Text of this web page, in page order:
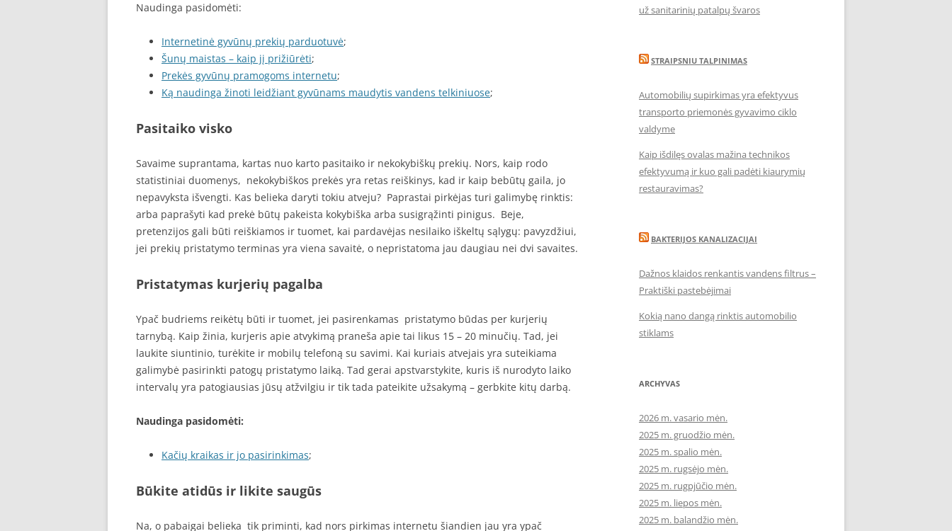
Naudinga pasidomėti:
Internetinė gyvūnų prekių parduotuvė;
Šunų maistas – kaip jį prižiūrėti;
Prekės gyvūnų pramogoms internetu;
Ką naudinga žinoti leidžiant gyvūnams maudytis vandens telkiniuose;
Pasitaiko visko
Savaime suprantama, kartas nuo karto pasitaiko ir nekokybiškų prekių. Nors, kaip rodo
statistiniai duomenys, nekokybiškos prekės yra retas reiškinys, kad ir kaip bebūtų gaila, jo
nepavyksta išvengti. Kas belieka daryti tokiu atveju? Paprastai pirkėjas turi galimybę rinktis:
arba paprašyti kad prekė būtų pakeista kokybiška arba susigrąžinti pinigus. Beje,
pretenzijos gali būti reiškiamos ir tuomet, kai pardavėjas nesilaiko iškeltų sąlygų: pavyzdžiui,
jei prekių pristatymo terminas yra viena savaitė, o nepristatoma jau daugiau nei dvi savaites.
Pristatymas kurjerių pagalba
Ypač budriems reikėtų būti ir tuomet, jei pasirenkamas pristatymo būdas per kurjerių
tarnybą. Kaip žinia, kurjeris apie atvykimą praneša apie tai likus 15 – 20 minučių. Tad, jei
laukite siuntinio, turėkite ir mobilų telefoną su savimi. Kai kuriais atvejais yra suteikiama
galimybė pasirinkti patogų pristatymo laiką. Tad gerai apstvarstykite, kuris iš nurodyto laiko
intervalų yra patogiausias jūsų atžvilgiu ir tik tada pateikite užsakymą – gerbkite kitų darbą.
Naudinga pasidomėti:
Kačių kraikas ir jo pasirinkimas;
Būkite atidūs ir likite saugūs
Na, o pabaigai belieka tik priminti, kad nors pirkimas internetu šiandien jau yra ypač
už sanitarinių patalpų švaros
STRAIPSNIU TALPINIMAS
Automobilių supirkimas yra efektyvus
transporto priemonės gyvavimo ciklo
valdyme
Kaip išdilęs ovalas mažina technikos
efektyvumą ir kuo gali padėti kiaurymių
restauravimas?
BAKTERIJOS KANALIZACIJAI
Dažnos klaidos renkantis vandens filtrus –
Praktiški pastebėjimai
Kokią nano dangą rinktis automobilio
stiklams
ARCHYVAS
2026 m. vasario mėn.
2025 m. gruodžio mėn.
2025 m. spalio mėn.
2025 m. rugsėjo mėn.
2025 m. rugpjūčio mėn.
2025 m. liepos mėn.
2025 m. balandžio mėn.